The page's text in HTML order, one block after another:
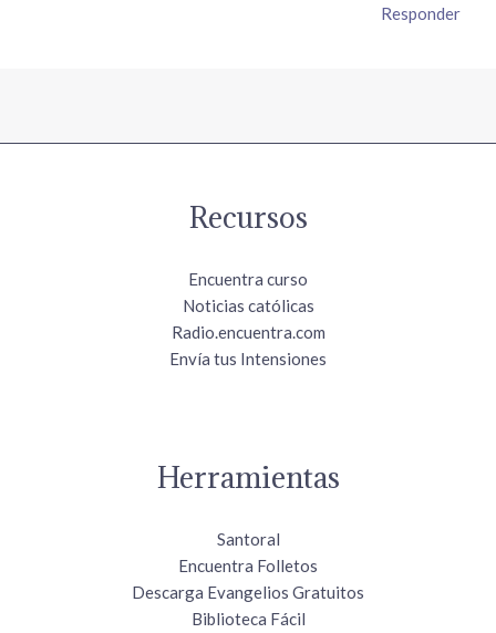
Responder
Recursos
Encuentra curso
Noticias católicas
Radio.encuentra.com
Envía tus Intensiones
Herramientas
Santoral
Encuentra Folletos
Descarga Evangelios Gratuitos
Biblioteca Fácil